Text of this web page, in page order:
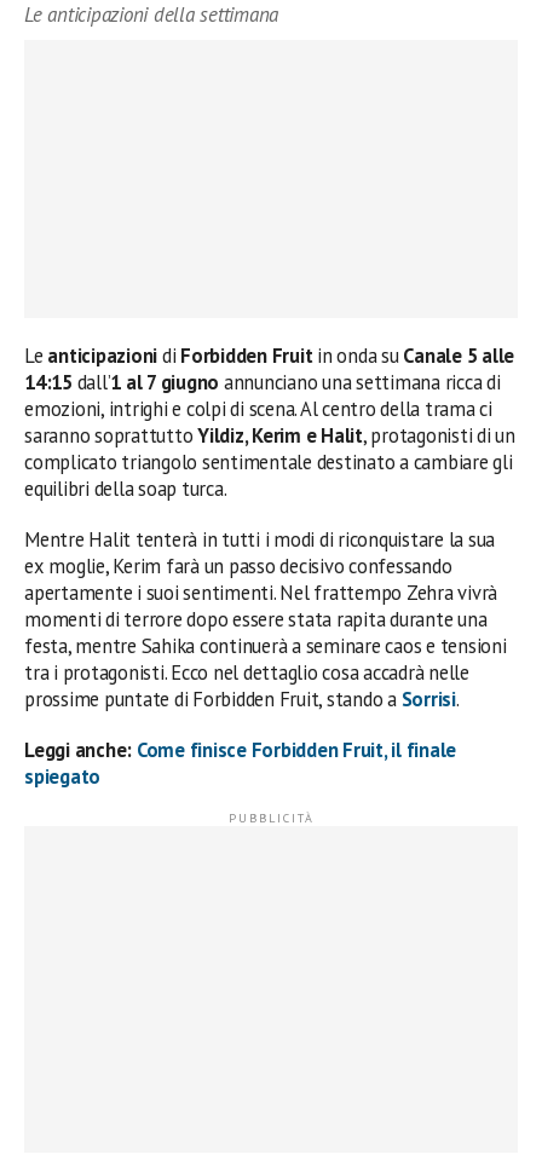
Le anticipazioni della settimana
Le anticipazionidi Forbidden Fruitin onda suCanale 5 alle
14:15 dall’1 al 7 giugno annunciano una settimana ricca di
emozioni, intrighi e colpi di scena. Al centro della trama ci
saranno soprattuttoYildiz, Kerim e Halit, protagonisti di un
complicato triangolo sentimentale destinato a cambiare gli
equilibri della soap turca.
Mentre Halit tenterà in tutti i modi di riconquistare la sua
ex moglie, Kerim farà un passo decisivo confessando
apertamente i suoi sentimenti. Nel frattempo Zehra vivrà
momenti di terrore dopo essere stata rapita durante una
festa, mentre Sahika continuerà a seminare caos e tensioni
tra i protagonisti. Ecco nel dettaglio cosa accadrà nelle
prossime puntate di Forbidden Fruit, stando a Sorrisi.
Leggi anche: Come finisce Forbidden Fruit, il finale
spiegato